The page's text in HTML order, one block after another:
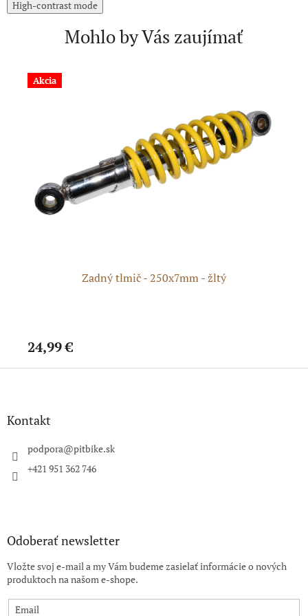
High-contrast mode
Mohlo by Vás zaujímať
Akcia
Zadný tlmič - 250x7mm - žltý
24,99 €
Z
Kontakt
podpora@pitbike.sk
+421 951 362 746
Odoberať newsletter
Vložte svoj e-mail a my Vám budeme zasielať informácie o nových
produktoch na našom e-shope.
Email